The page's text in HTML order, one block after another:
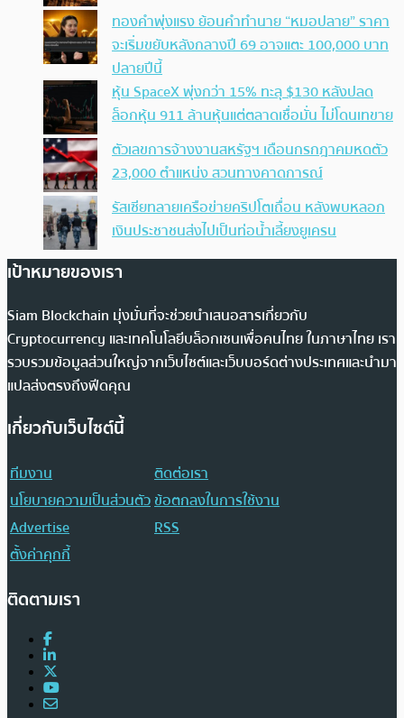
ทองคำพุ่งแรง ย้อนคำทำนาย “หมอปลาย” ราคา
จะเริ่มขยับหลังกลางปี 69 อาจแตะ 100,000 บาท
ปลายปีนี้
หุ้น SpaceX พุ่งกว่า 15% ทะลุ $130 หลังปลด
ล็อกหุ้น 911 ล้านหุ้นแต่ตลาดเชื่อมั่น ไม่โดนเทขาย
ตัวเลขการจ้างงานสหรัฐฯ เดือนกรกฎาคมหดตัว
23,000 ตำแหน่ง สวนทางคาดการณ์
รัสเซียทลายเครือข่ายคริปโตเถื่อน หลังพบหลอก
เงินประชาชนส่งไปเป็นท่อน้ำเลี้ยงยูเครน
เป้าหมายของเรา
Siam Blockchain มุ่งมั่นที่จะช่วยนำเสนอสารเกี่ยวกับ
Cryptocurrency และเทคโนโลยีบล็อกเชนเพื่อคนไทย ในภาษาไทย เรา
รวบรวมข้อมูลส่วนใหญ่จากเว็บไซต์และเว็บบอร์ดต่างประเทศและนำมา
แปลส่งตรงถึงฟีดคุณ
เกี่ยวกับเว็บไซต์นี้
ทีมงาน
ติดต่อเรา
นโยบายความเป็นส่วนตัวข้อตกลงในการใช้งาน
Advertise
RSS
ตั้งค่าคุกกี้
ติดตามเรา